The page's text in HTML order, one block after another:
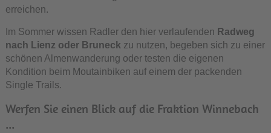
erreichen.
Im Sommer wissen Radler den hier verlaufenden Radweg
nach Lienz oder Bruneck zu nutzen, begeben sich zu einer
schönen Almenwanderung oder testen die eigenen
Kondition beim Moutainbiken auf einem der packenden
Single Trails.
Werfen Sie einen Blick auf die Fraktion Winnebach
...